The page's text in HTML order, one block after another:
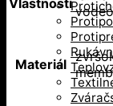
Vlastnosti
Materiál